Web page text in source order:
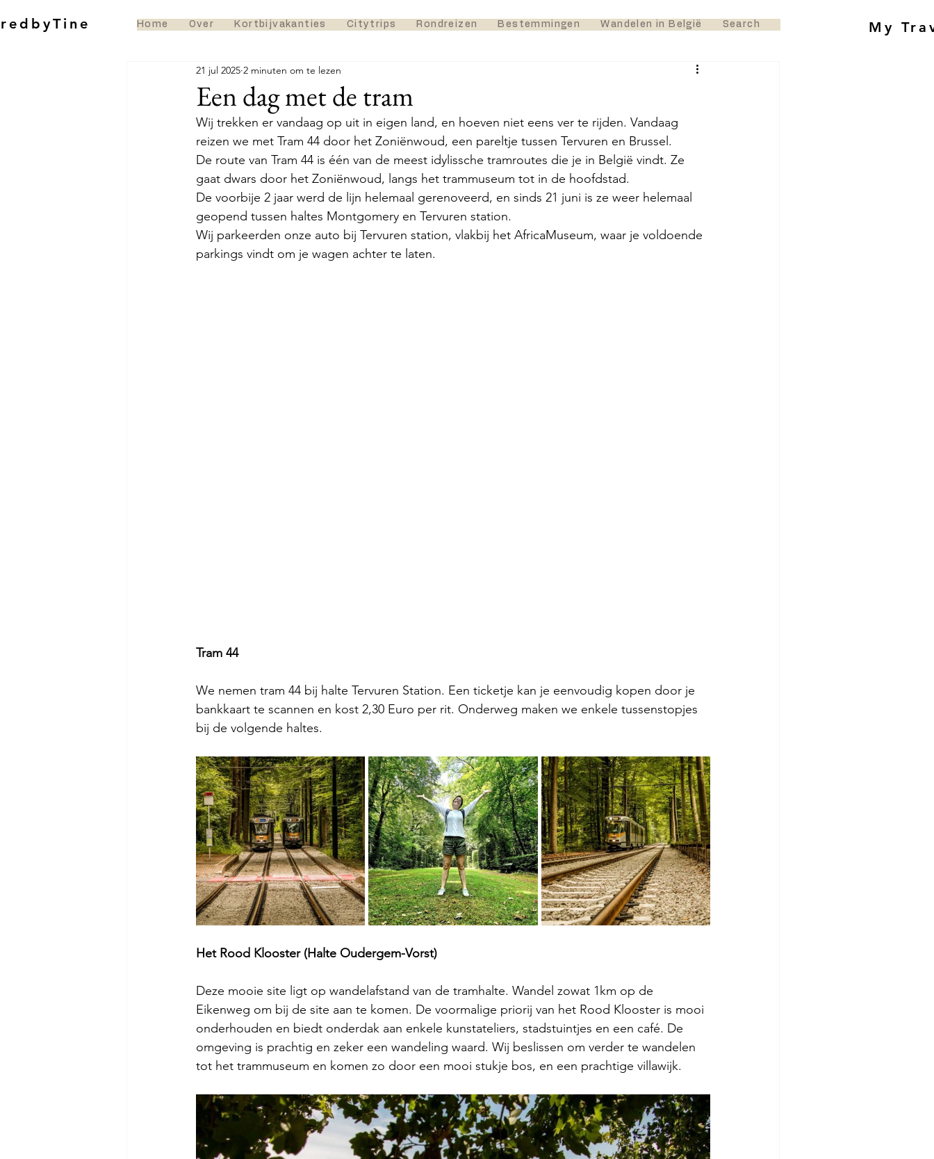
Home Over Kortbijvakanties Citytrips Rondreizen Bestemmingen Wandelen in België Search My
Een dag met de tram
21 jul 2025 2 minuten om te lezen
Wij trekken er vandaag op uit in eigen land, en hoeven niet eens ver te rijden. Vandaag
reizen we met Tram 44 door het Zoniënwoud, een pareltje tussen Tervuren en Brussel.
De route van Tram 44 is één van de meest idylissche tramroutes die je in België vindt. Ze
gaat dwars door het Zoniënwoud, langs het trammuseum tot in de hoofdstad.
De voorbije 2 jaar werd de lijn helemaal gerenoveerd, en sinds 21 juni is ze weer helemaal
geopend tussen haltes Montgomery en Tervuren station.
Wij parkeerden onze auto bij Tervuren station, vlakbij het AfricaMuseum, waar je voldoende
parkings vindt om je wagen achter te laten.
Tram 44
We nemen tram 44 bij halte Tervuren Station. Een ticketje kan je eenvoudig kopen door je
bankkaart te scannen en kost 2,30 Euro per rit. Onderweg maken we enkele tussenstopjes
bij de volgende haltes.
Het Rood Klooster (Halte Oudergem-Vorst)
Deze mooie site ligt op wandelafstand van de tramhalte. Wandel zowat 1km op de
Eikenweg om bij de site aan te komen. De voormalige priorij van het Rood Klooster is mooi
onderhouden en biedt onderdak aan enkele kunstateliers, stadstuintjes en een café. De
omgeving is prachtig en zeker een wandeling waard. Wij beslissen om verder te wandelen
tot het trammuseum en komen zo door een mooi stukje bos, en een prachtige villawijk.